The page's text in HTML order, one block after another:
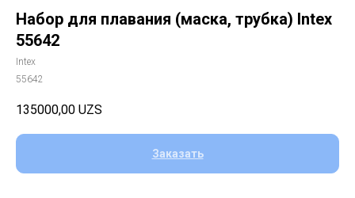
Набор для плавания (маска, трубка) Intex
55642
Intex
55642
135000,00 UZS
Заказать